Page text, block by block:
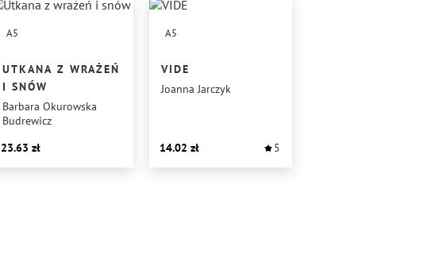
A5
UTKANA Z WRAŻEŃ
I SNÓW
Barbara Okurowska
Budrewicz
23.63
A5
VIDE
Joanna Jarczyk
14.02 5